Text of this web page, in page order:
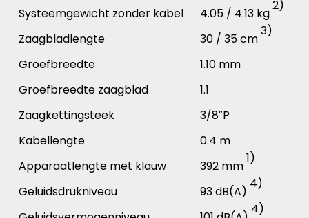
Systeemgewicht zonder kabel 4.05 / 4.13 kg
2)
Zaagbladlengte 30 / 35 cm
3)
Groefbreedte
1.10 mm
Groefbreedte zaagblad
1.1
Zaagkettingsteek
3/8″P
Kabellengte
0.4 m
Apparaatlengte met klauw
392 mm
1)
Geluidsdrukniveau 93 dB(A)
4)
4)